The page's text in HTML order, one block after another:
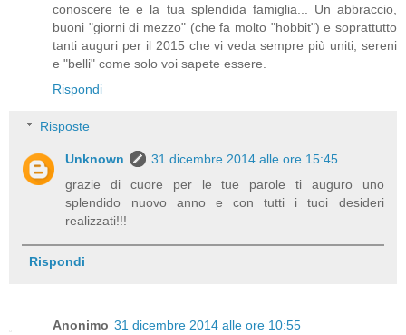
conoscere te e la tua splendida famiglia... Un abbraccio,
buoni "giorni di mezzo" (che fa molto "hobbit") e soprattutto
tanti auguri per il 2015 che vi veda sempre più uniti, sereni
e "belli" come solo voi sapete essere.
Rispondi
Risposte
Unknown
31 dicembre 2014 alle ore 15:45
grazie di cuore per le tue parole ti auguro uno
splendido nuovo anno e con tutti i tuoi desideri
realizzati!!!
Rispondi
Anonimo 31 dicembre 2014 alle ore 10:55